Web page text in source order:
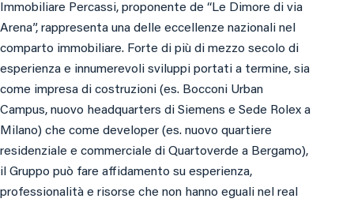
Immobiliare Percassi, proponente de “Le Dimore di via
Arena”, rappresenta una delle eccellenze nazionali nel
comparto immobiliare. Forte di più di mezzo secolo di
esperienza e innumerevoli sviluppi portati a termine, sia
come impresa di costruzioni (es. Bocconi Urban
Campus, nuovo headquarters di Siemens e Sede Rolex a
Milano) che come developer (es. nuovo quartiere
residenziale e commerciale di Quartoverde a Bergamo),
il Gruppo può fare affidamento su esperienza,
professionalità e risorse che non hanno eguali nel real